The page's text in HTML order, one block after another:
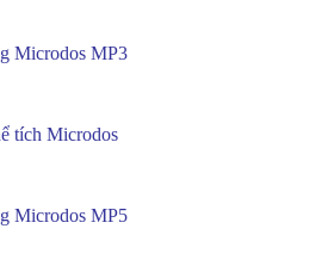
Microdos MP3
tích Microdos
Microdos MP5